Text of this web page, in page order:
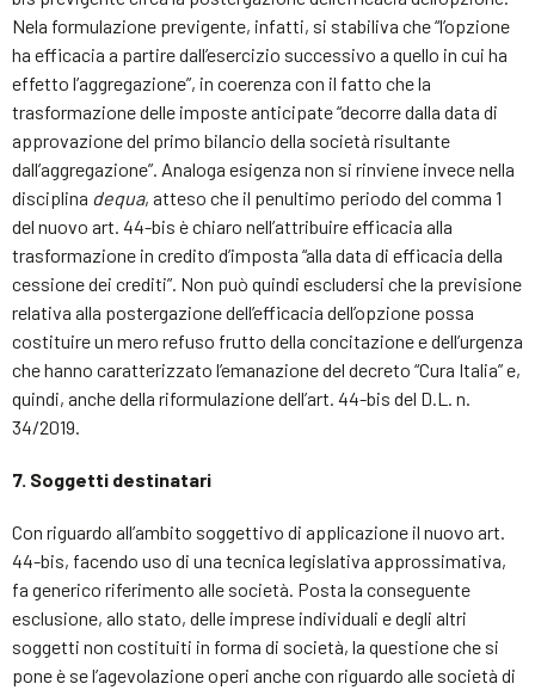
Nela formulazione previgente, infatti, si stabiliva che “l’opzione
ha efficacia a partire dall’esercizio successivo a quello in cui ha
effetto l’aggregazione”, in coerenza con il fatto che la
trasformazione delle imposte anticipate “decorre dalla data di
approvazione del primo bilancio della società risultante
dall’aggregazione”. Analoga esigenza non si rinviene invece nella
disciplina dequa, atteso che il penultimo periodo del comma 1
del nuovo art. 44-bis è chiaro nell’attribuire efficacia alla
trasformazione in credito d’imposta “alla data di efficacia della
cessione dei crediti”. Non può quindi escludersi che la previsione
relativa alla postergazione dell’efficacia dell’opzione possa
costituire un mero refuso frutto della concitazione e dell’urgenza
che hanno caratterizzato l’emanazione del decreto “Cura Italia” e,
quindi, anche della riformulazione dell’art. 44-bis del D.L. n.
34/2019.
7. Soggetti destinatari
Con riguardo all’ambito soggettivo di applicazione il nuovo art.
44-bis, facendo uso di una tecnica legislativa approssimativa,
fa generico riferimento alle società. Posta la conseguente
esclusione, allo stato, delle imprese individuali e degli altri
soggetti non costituiti in forma di società, la questione che si
pone è se l’agevolazione operi anche con riguardo alle società di